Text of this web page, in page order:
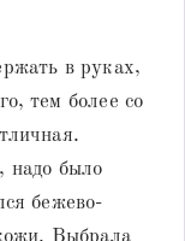
в руках,
тем более со
надо было
бежево-
Выбрала